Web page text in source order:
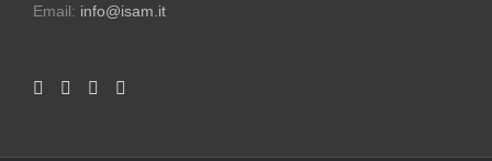
Email: info@isam.it